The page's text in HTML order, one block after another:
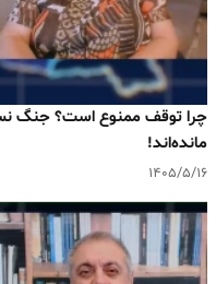
چرا توقف ممنوع است؟ جنگ
مانده‌اند!
۱۴۰۵/۵/۱۶